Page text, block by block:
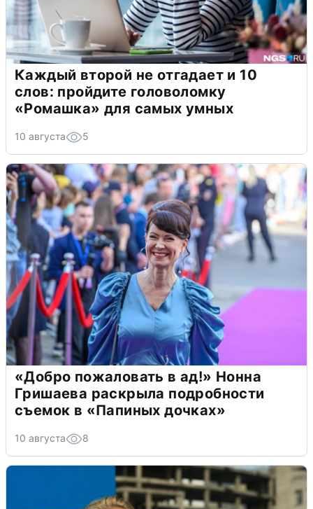
Каждый второй не отгадает и 10
слов: пройдите головоломку
«Ромашка» для самых умных
10 августа 5
«Добро пожаловать в ад!» Нонна
Гришаева раскрыла подробности
съемок в «Папиных дочках»
10 августа 8